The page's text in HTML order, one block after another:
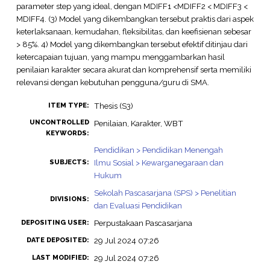
parameter step yang ideal, dengan MDIFF1 <MDIFF2 < MDIFF3 <
MDIFF4. (3) Model yang dikembangkan tersebut praktis dari aspek
keterlaksanaan, kemudahan, fleksibilitas, dan keefisienan sebesar
> 85%. 4) Model yang dikembangkan tersebut efektif ditinjau dari
ketercapaian tujuan, yang mampu menggambarkan hasil
penilaian karakter secara akurat dan komprehensif serta memiliki
relevansi dengan kebutuhan pengguna/guru di SMA.
ITEM TYPE: Thesis (S3)
UNCONTROLLED
KEYWORDS:
Penilaian, Karakter, WBT
SUBJECTS:
Pendidikan > Pendidikan Menengah
Ilmu Sosial > Kewarganegaraan dan
Hukum
DIVISIONS:
Sekolah Pascasarjana (SPS) > Penelitian
dan Evaluasi Pendidikan
DEPOSITING USER: Perpustakaan Pascasarjana
DATE DEPOSITED: 29 Jul 2024 07:26
LAST MODIFIED: 29 Jul 2024 07:26